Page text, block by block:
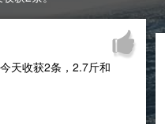
天收获2条，2.7斤和